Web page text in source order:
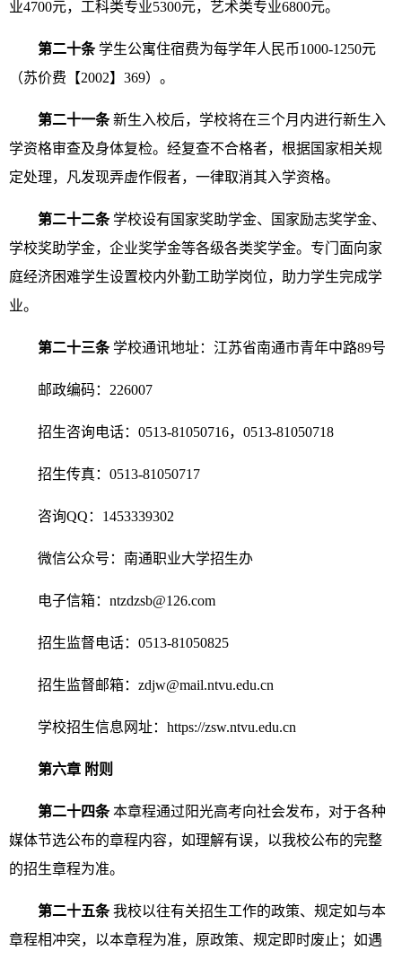
业4700元，工科类专业5300元，艺术类专业6800元。
第二十条学生公寓住宿费为每学年人民币1000-1250元
（苏价费【2002】 369）。
第二十一条新生入校后，学校将在三个月内进行新生入
学资格审查及身体复检。经复查不合格者，根据国家相关规
定处理，凡发现弄虚作假者，一律取消其入学资格。
第二十二条学校设有国家奖助学金、国家励志奖学金、
学校奖助学金，企业奖学金等各级各类奖学金。专门面向家
庭经济困难学生设置校内外勤工助学岗位，助力学生完成学
业。
第二十三条学校通讯地址：江苏省南通市青年中路89号
邮政编码： 226007
招生咨询电话： 0513-81050716， 0513-81050718
招生传真： 0513-81050717
咨询QQ ： 1453339302
微信公众号：南通职业大学招生办
电子信箱： ntzdzsb@126.com
招生监督电话： 0513-81050825
招生监督邮箱： zdjw@mail.ntvu.edu.cn
学校招生信息网址： https://zsw.ntvu.edu.cn
第六章 附则
第二十四条本章程通过阳光高考向社会发布，对于各种
媒体节选公布的章程内容，如理解有误，以我校公布的完整
的招生章程为准。
第二十五条我校以往有关招生工作的政策、规定如与本
章程相冲突，以本章程为准，原政策、规定即时废止；如遇